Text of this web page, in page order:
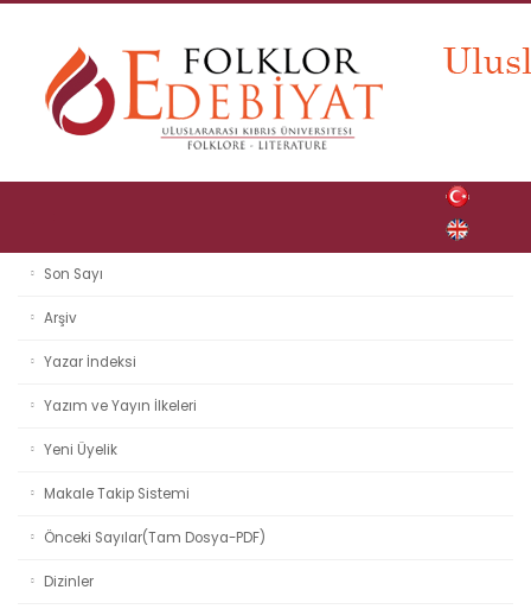
Son Sayı
Arşiv
Yazar İndeksi
Yazım ve Yayın İlkeleri
Yeni Üyelik
Makale Takip Sistemi
Önceki Sayılar(Tam Dosya-PDF)
Dizinler